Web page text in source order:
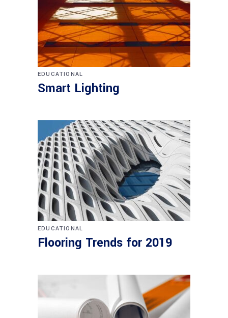
EDUCATIONAL
Smart Lighting
EDUCATIONAL
Flooring Trends for 2019